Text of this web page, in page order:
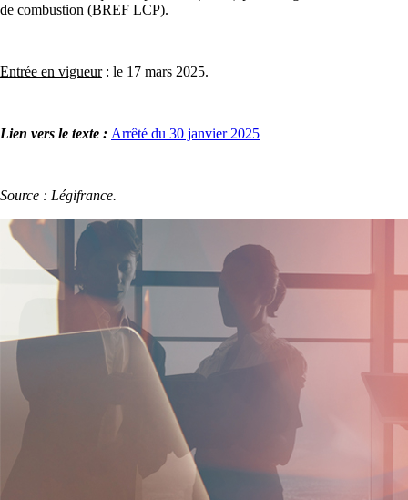
de combustion (BREF LCP).
Entrée en vigueur: le 17 mars 2025.
Lien vers le texte : Arrêté du 30 janvier 2025
Source : Légifrance.